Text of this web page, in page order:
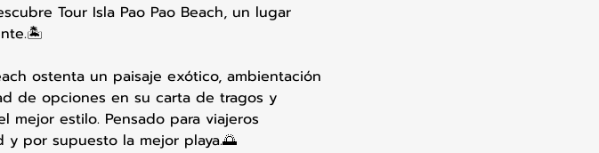
Tour Isla Pao Pao Beach, un lugar
ostenta un paisaje exótico, ambientación
de opciones en su carta de tragos y
estilo. Pensado para viajeros
por supuesto la mejor playa.🌅